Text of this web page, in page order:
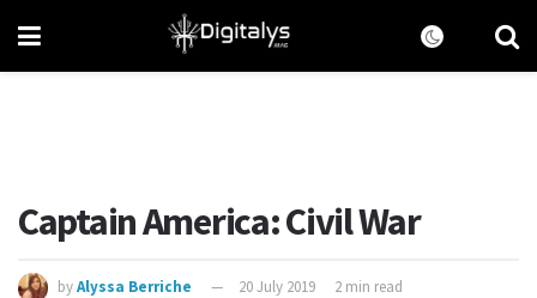
Captain America: Civil War
byAlyssa Berriche 20 July 2019 2 min read